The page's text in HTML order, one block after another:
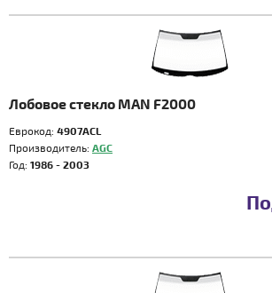
Лобовое стекло MAN F2000
Еврокод: 4907ACL
Производитель: AGC
Год: 1986 - 2003